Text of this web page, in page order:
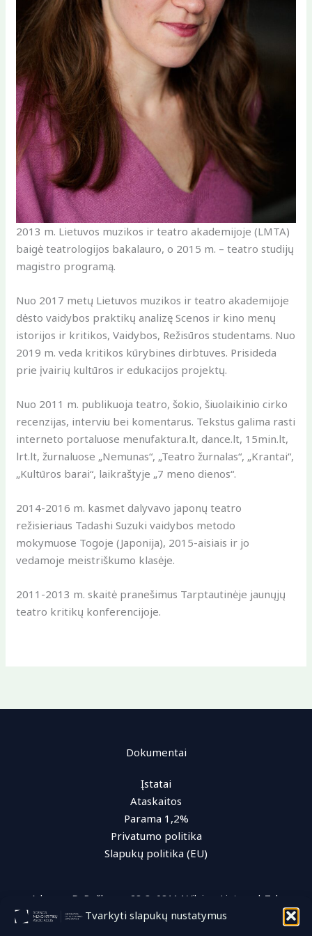
Tvarkyti slapukų nustatymus
2013 m. Lietuvos muzikos ir teatro akademijoje (LMTA)
baigė teatrologijos bakalauro, o 2015 m. – teatro studijų
magistro programą.
Nuo 2017 metų Lietuvos muzikos ir teatro akademijoje
dėsto vaidybos praktikų analizę Scenos ir kino menų
istorijos ir kritikos, Vaidybos, Režisūros studentams. Nuo
2019 m. veda kritikos kūrybines dirbtuves. Prisideda
prie įvairių kultūros ir edukacijos projektų.
Nuo 2011 m. publikuoja teatro, šokio, šiuolaikinio cirko
recenzijas, interviu bei komentarus. Tekstus galima rasti
interneto portaluose menufaktura.lt, dance.lt, 15min.lt,
lrt.lt, žurnaluose „Nemunas“, „Teatro žurnalas“, „Krantai“,
„Kultūros barai“, laikraštyje „7 meno dienos“.
2014-2016 m. kasmet dalyvavo japonų teatro
režisieriaus Tadashi Suzuki vaidybos metodo
mokymuose Togoje (Japonija), 2015-aisiais ir jo
vedamoje meistriškumo klasėje.
2011-2013 m. skaitė pranešimus Tarptautinėje jaunųjų
teatro kritikų konferencijoje.
Dokumentai
Įstatai
Ataskaitos
Parama 1,2%
Privatumo politika
Slapukų politika (EU)
Adresas: D. Poškos g. 28-3, 08114 Vilnius, Lietuva | Tel.:
+370 (616) 96 622 | El. paštas: info@smka.lt